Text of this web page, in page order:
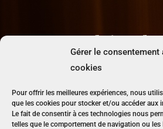
Gérer le consentement
cookies
Pour offrir les meilleures expériences, nous
que les cookies pour stocker et/ou accéder aux
Le fait de consentir à ces technologies nous
telles que le comportement de navigation ou les
Formulaire
Cliquez pour accepter les cookies
contenu